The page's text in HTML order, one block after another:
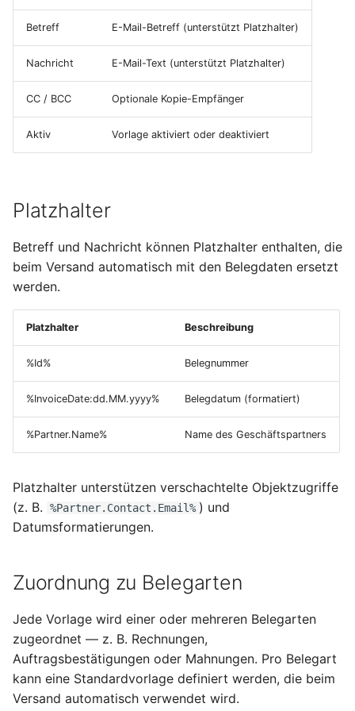
i
i
e
r
Lieferbedingungen
Versandarten
Länder
Produktkonfiguratoren
Datenimport
Suchen und Filtern
Mahnwesen
Sachkonten
Steuersätze und
Steuerschlüssel
SEPA-Lastschriftmandate
Factoring
Profit-Center
Kostenarten
Kostenträger
Bankkontoübersicht
Controlling
Lieferscheine
Rechnungen
Verträge
Lieferpläne
Verkaufskonditionen
Rabattgruppen
Frachttarife
Verfügbarkeitsübersicht
Absatzpläne
Änderungsaufträge
Provisionen
Umsatzplanung
Umlagerungsbestellungen
Einkaufsauswertungen
Inventur
Seriennummern
Versorgungsbereiche
Bestandskorrektur
Lagerprotokoll
Bedarfsübersicht
Dispoübersicht
MRP-Bereiche
Ladungsträger
Verpackungseinheiten
Abwertungstabellen und
Bewertungsschemas
Wareneingangsbereiche
Betriebskalender
Werkstoffe
Materialverfügbarkeitsmonitor
Werkzeugverwaltung
Sendungen
Erwartete Wareneingänge
Versanddienstleister
Normen und Vorschriften
Reklamationen
Abwesenheiten
Einschreibung
Perioden
Anwesenheit
Betreff E-Mail-Betreff (unterstützt Platzhalter)
Nachricht E-Mail-Text (unterstützt Platzhalter)
CC / BCC Optionale Kopie-Empfänger
Aktiv Vorlage aktiviert oder deaktiviert
Platzhalter
Betreff und Nachricht können Platzhalter enthalten, die
beim Versand automatisch mit den Belegdaten ersetzt
werden.
Platzhalter Beschreibung
%Id% Belegnummer
%InvoiceDate:dd.MM.yyyy% Belegdatum (formatiert)
%Partner.Name% Name des Geschäftspartners
Platzhalter unterstützen verschachtelte Objektzugriffe
(z. B.
%Partner.Contact.Email% ) und
Datumsformatierungen.
Zuordnung zu Belegarten
Jede Vorlage wird einer oder mehreren Belegarten
zugeordnet — z. B. Rechnungen,
Auftragsbestätigungen oder Mahnungen. Pro Belegart
kann eine Standardvorlage definiert werden, die beim
Versand automatisch verwendet wird.